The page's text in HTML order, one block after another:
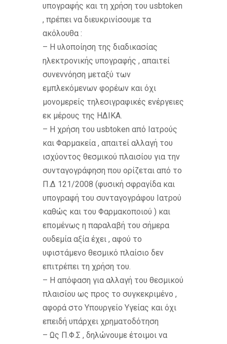
υπογραφής και τη χρήση του usbtoken
, πρέπει να διευκρινίσουμε τα
ακόλουθα :
– Η υλοποίηση της διαδικασίας
ηλεκτρονικής υπογραφής , απαιτεί
συνεννόηση μεταξύ των
εμπλεκόμενων φορέων και όχι
μονομερείς τηλεσιγραφικές ενέργειες
εκ μέρους της ΗΔΙΚΑ.
– Η χρήση του usbtoken από Ιατρούς
και Φαρμακεία , απαιτεί αλλαγή του
ισχύοντος θεσμικού πλαισίου για την
συνταγογράφηση που ορίζεται από το
Π.Δ 121/2008 (φυσική σφραγίδα και
υπογραφή του συνταγογράφου Ιατρού
καθώς και του Φαρμακοποιού ) και
επομένως η παραλαβή του σήμερα
ουδεμία αξία έχει , αφού το
υφιστάμενο θεσμικό πλαίσιο δεν
επιτρέπει τη χρήση του.
– Η απόφαση για αλλαγή του θεσμικού
πλαισίου ως προς το συγκεκριμένο ,
αφορά στο Υπουργείο Υγείας και όχι
επειδή υπάρχει χρηματοδότηση
– Ως Π.Φ.Σ , δηλώνουμε έτοιμοι να